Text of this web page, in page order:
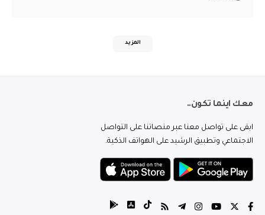
المزيد
معك اينما تكون..
ابقى على تواصل معنا عبر منصاتنا على التواصل
الاجتماعي وتطبيق الرشيد على الهواتف الذكية.